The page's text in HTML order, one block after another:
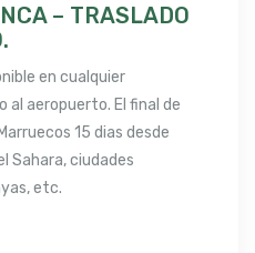
– TRASLADO
en cualquier
aeropuerto. El final de
15 dias desde
Sahara, ciudades
etc.